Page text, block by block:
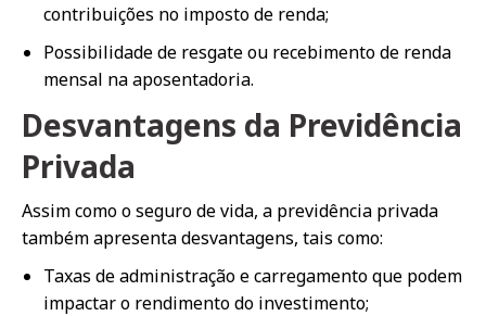
contribuições no imposto de renda;
Possibilidade de resgate ou recebimento de renda
mensal na aposentadoria.
Desvantagens da Previdência
Privada
Assim como o seguro de vida, a previdência privada
também apresenta desvantagens, tais como:
Taxas de administração e carregamento que podem
impactar o rendimento do investimento;